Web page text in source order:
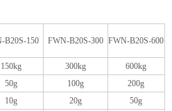
B20S-150 FWN-B20S-300 FWN-B20S-600
150kg 300kg
600kg
50g 100g 200g
10g 20g
50g